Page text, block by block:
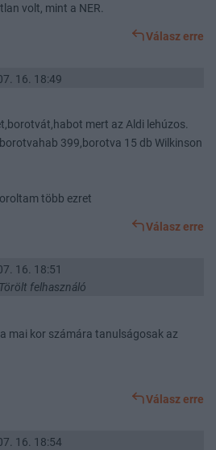
volt, mint a NER.
Válasz erre
16. 18:49
mert az Aldi lehúzos.
399,borotva 15 db Wilkinson
több ezret
Válasz erre
16. 18:51
Törölt felhasználó
mai kor számára tanulságosak az
Válasz erre
16. 18:54